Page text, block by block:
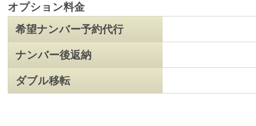
オプション料金
希望ナンバー予約代行
ナンバー後返納
ダブル移転